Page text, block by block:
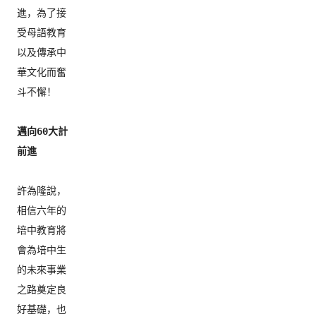
進， 為了接
受母語教育
以及傳承中
華文化而奮
斗不懈！
邁向60大計
前進
許為隆說，
相信六年的
培中教育將
會為培中生
的未來事業
之路奠定良
好基礎， 也